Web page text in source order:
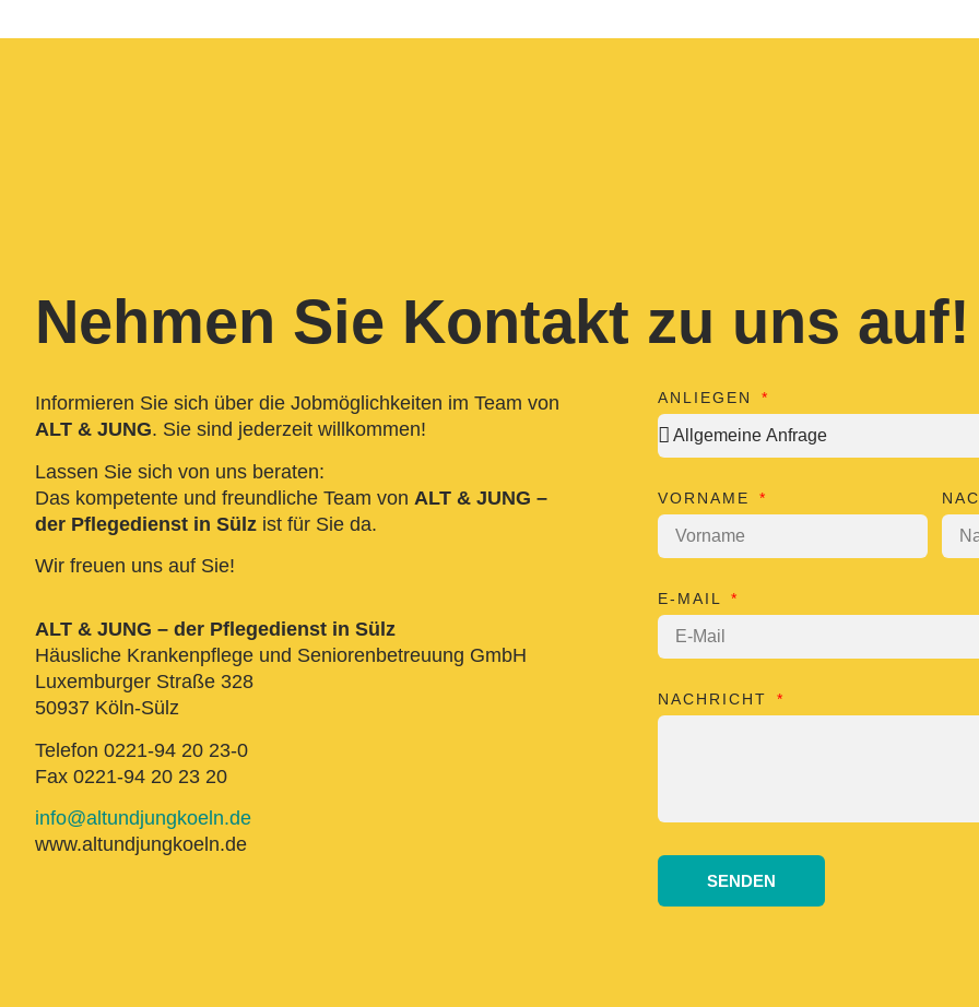
Nehmen Sie Kontakt zu uns auf!
Informieren Sie sich über die Jobmöglichkeiten im Team von
ALT & JUNG. Sie sind jederzeit willkommen!
Lassen Sie sich von uns beraten:
Das kompetente und freundliche Team von ALT & JUNG –
der Pflegedienst in Sülz ist für Sie da.
Wir freuen uns auf Sie!
ALT & JUNG – der Pflegedienst in Sülz
Häusliche Krankenpflege und Seniorenbetreuung GmbH
Luxemburger Straße 328
50937 Köln-Sülz
Telefon 0221-94 20 23-0
Fax 0221-94 20 23 20
info@altundjungkoeln.de
www.altundjungkoeln.de
ANLIEGEN
VORNAME
E-MAIL
NACHRICHT
SENDEN